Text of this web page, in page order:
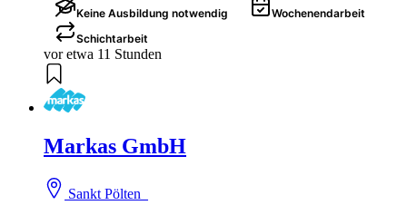
Keine Ausbildung notwendig
Wochenendarbeit
Schichtarbeit
vor etwa 11 Stunden
Markas GmbH
Sankt Pölten